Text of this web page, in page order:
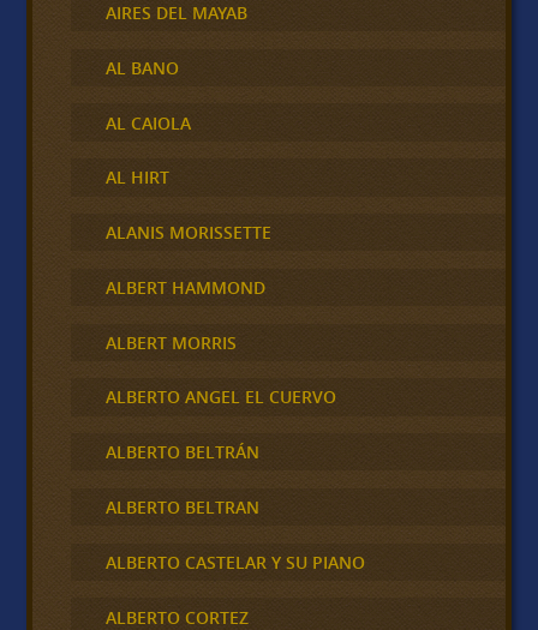
AIRES DEL MAYAB
AL BANO
AL CAIOLA
AL HIRT
ALANIS MORISSETTE
ALBERT HAMMOND
ALBERT MORRIS
ALBERTO ANGEL EL CUERVO
ALBERTO BELTRÁN
ALBERTO BELTRAN
ALBERTO CASTELAR Y SU PIANO
ALBERTO CORTEZ